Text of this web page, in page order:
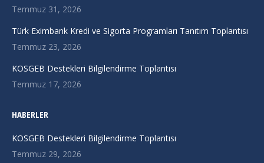
new new
Temmuz 31, 2026
Türk Eximbank Kredi ve Sigorta Programları Tanıtım Toplantısı
Temmuz 23, 2026
KOSGEB Destekleri Bilgilendirme Toplantısı
Temmuz 17, 2026
HABERLER
KOSGEB Destekleri Bilgilendirme Toplantısı
Temmuz 29, 2026